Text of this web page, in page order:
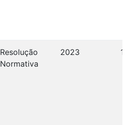
Resolução
Normativa
2023 11/